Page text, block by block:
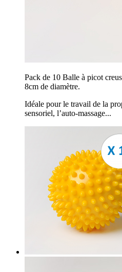
Pack de 10 Balle à picot
8cm de diamètre.
Idéale pour le travail de la
sensoriel, l’auto-massage...